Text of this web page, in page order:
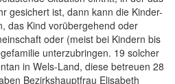
gesichert ist, dann kann die Kinder-
das Kind vorübergehend oder
oder (meist bei Kindern bis
unterzubringen. 19 solcher
in Wels-Land, diese betreuen 28
Bezirkshauptfrau Elisabeth